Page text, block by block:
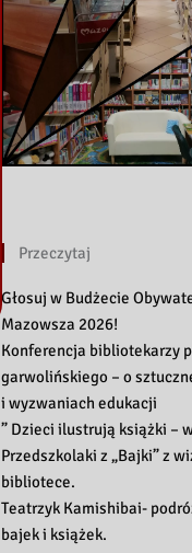
Przeczytaj
Głosuj w Budżecie
Mazowsza 2026!
Konferencja bibliotekarzy
garwolińskiego – o
i wyzwaniach edukacji
” Dzieci ilustrują książki –
Przedszkolaki z „Bajki” z
bibliotece.
Teatrzyk Kamishibai-
bajek i książek.